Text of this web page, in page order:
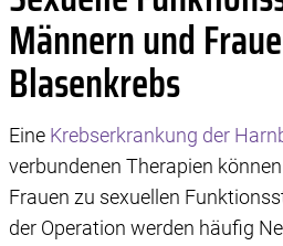
Männern und
Blasenkrebs
Eine Krebserkrankung der
verbundenen Therapien
Frauen zu sexuellen
der Operation werden häufig